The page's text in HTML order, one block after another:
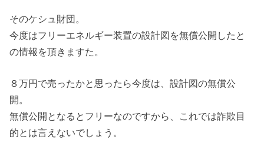
そのケシュ財団。
今度はフリーエネルギー装置の設計図を無償公開したと
の情報を頂きますた。
８万円で売ったかと思ったら今度は、設計図の無償公
開。
無償公開となるとフリーなのですから、これでは詐欺目
的とは言えないでしょう。